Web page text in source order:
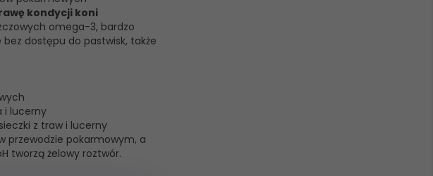
kondycji koni
omega-3, bardzo
dostępu do pastwisk, także
i lucerny
z traw i lucerny
przewodzie pokarmowym, a
tworzą żelowy roztwór.